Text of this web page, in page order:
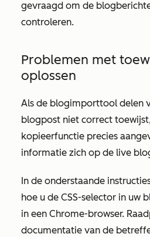
gevraagd om de
controleren.
Problemen met
oplossen
Als de blogimporttool delen
blogpost niet correct
kopieerfunctie precies
informatie zich op de live
In de onderstaande
hoe u de CSS-selector in uw
in een Chrome-browser.
documentatie van de